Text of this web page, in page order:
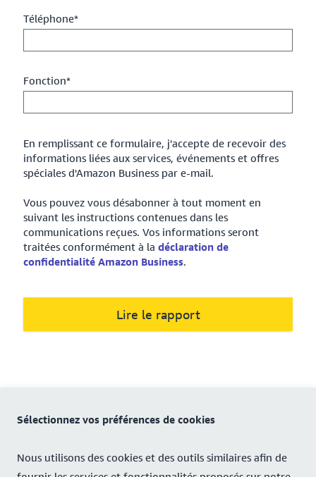
Téléphone*
Fonction*
En remplissant ce formulaire, j'accepte de recevoir des
informations liées aux services, événements et offres
spéciales d'Amazon Business par e-mail.
Vous pouvez vous désabonner à tout moment en
suivant les instructions contenues dans les
communications reçues. Vos informations seront
traitées conformément à la déclaration de
confidentialité Amazon Business.
Lire le rapport
Sélectionnez vos préférences de cookies
Nous utilisons des cookies et des outils similaires afin de